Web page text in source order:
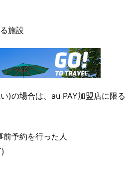
施設
)の場合は、au PAY加盟店に限る
前予約を行った人